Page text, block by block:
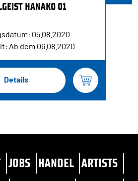
HANAKO 01
05.08.2020
Ab dem 06.08.2020
Details
JOBS HANDEL ARTISTS